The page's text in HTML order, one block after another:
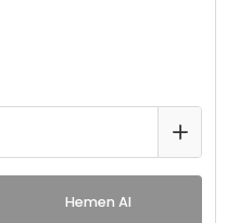
Hemen Al